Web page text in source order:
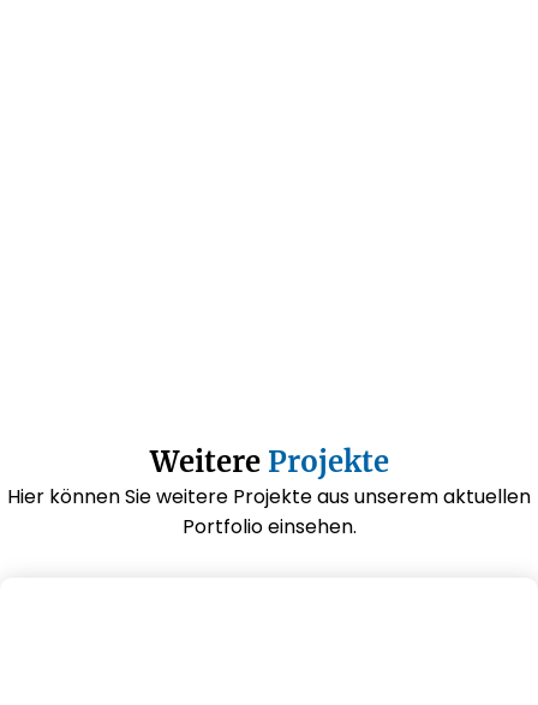
Weitere Projekte
Hier können Sie weitere Projekte aus unserem aktuellen
Portfolio einsehen.